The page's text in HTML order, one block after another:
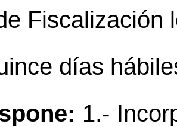
Fiscalización
días
1.-